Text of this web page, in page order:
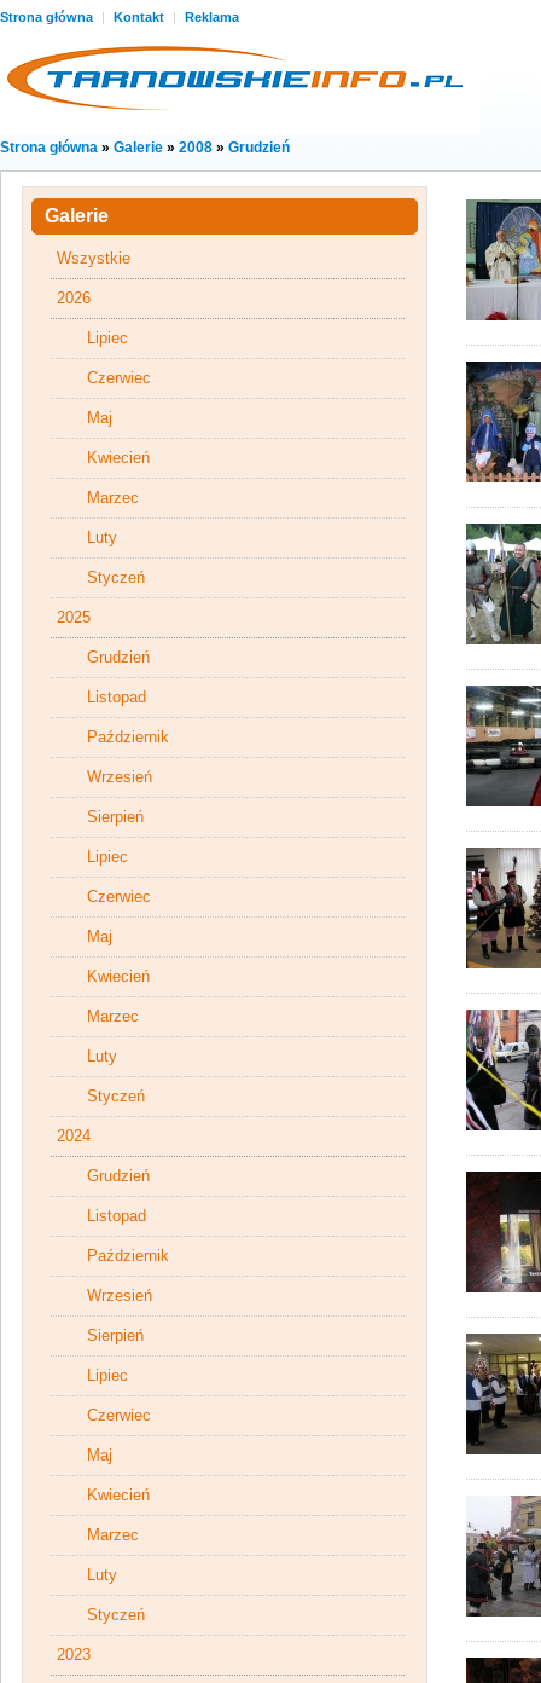
Strona główna | Kontakt | Reklama
Strona główna » Galerie » 2008 » Grudzień
Galerie
Wszystkie
2026
Lipiec
Czerwiec
Maj
Kwiecień
Marzec
Luty
Styczeń
2025
Grudzień
Listopad
Październik
Wrzesień
Sierpień
Lipiec
Czerwiec
Maj
Kwiecień
Marzec
Luty
Styczeń
2024
Grudzień
Listopad
Październik
Wrzesień
Sierpień
Lipiec
Czerwiec
Maj
Kwiecień
Marzec
Luty
Styczeń
2023